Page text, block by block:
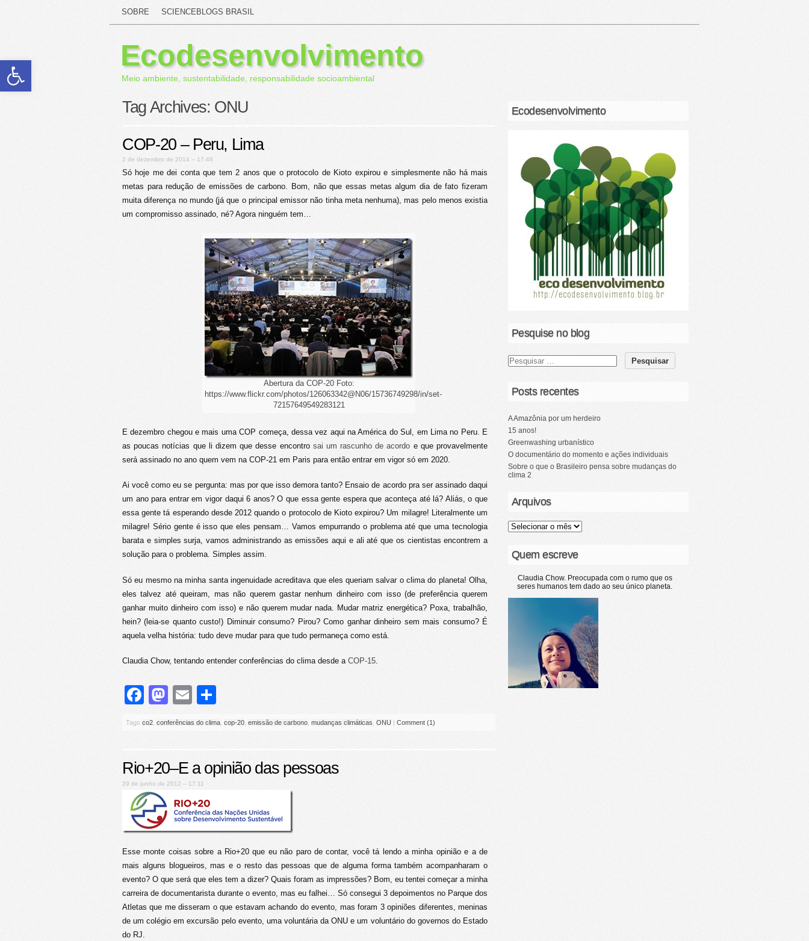
Abrir a barra de ferramentas
SOBRE SCIENCEBLOGS BRASIL
Ecodesenvolvimento
Meio ambiente, sustentabilidade, responsabilidade socioambiental
Tag Archives: ONU
COP-20 – Peru, Lima
2 de dezembro de 2014 – 17:46
Só hoje me dei conta que tem 2 anos que o protocolo de Kioto expirou e simplesmente não há mais
metas para redução de emissões de carbono. Bom, não que essas metas algum dia de fato fizeram
muita diferença no mundo (já que o principal emissor não tinha meta nenhuma), mas pelo menos existia
um compromisso assinado, né? Agora ninguém tem…
Abertura da COP-20 Foto:
https://www.flickr.com/photos/126063342@N06/15736749298/in/set-
72157649549283121
E dezembro chegou e mais uma COP começa, dessa vez aqui na América do Sul, em Lima no Peru. E
as poucas notícias que li dizem que desse encontro sai um rascunho de acordo e que provavelmente
será assinado no ano quem vem na COP-21 em Paris para então entrar em vigor só em 2020.
Ai você como eu se pergunta: mas por que isso demora tanto? Ensaio de acordo pra ser assinado daqui
um ano para entrar em vigor daqui 6 anos? O que essa gente espera que aconteça até lá? Aliás, o que
essa gente tá esperando desde 2012 quando o protocolo de Kioto expirou? Um milagre! Literalmente um
milagre! Sério gente é isso que eles pensam… Vamos empurrando o problema até que uma tecnologia
barata e simples surja, vamos administrando as emissões aqui e ali até que os cientistas encontrem a
solução para o problema. Simples assim.
Só eu mesmo na minha santa ingenuidade acreditava que eles queriam salvar o clima do planeta! Olha,
eles talvez até queiram, mas não querem gastar nenhum dinheiro com isso (de preferência querem
ganhar muito dinheiro com isso) e não querem mudar nada. Mudar matriz energética? Poxa, trabalhão,
hein? (leia-se quanto custo!) Diminuir consumo? Pirou? Como ganhar dinheiro sem mais consumo? É
aquela velha história: tudo deve mudar para que tudo permaneça como está.
Claudia Chow, tentando entender conferências do clima desde a COP-15.
Facebook
Mastodon
Email
Tags co2 conferências do clima cop-20 emissão de carbono mudanças climáticas ONU | Comment (1)
Rio+20–E a opinião das pessoas
29 de junho de 2012 – 17:11
Esse monte coisas sobre a Rio+20 que eu não paro de contar, você tá lendo a minha opinião e a de
mais alguns blogueiros, mas e o resto das pessoas que de alguma forma também acompanharam o
evento? O que será que eles tem a dizer? Quais foram as impressões? Bom, eu tentei começar a minha
carreira de documentarista durante o evento, mas eu falhei… Só consegui 3 depoimentos no Parque dos
Atletas que me disseram o que estavam achando do evento, mas foram 3 opiniões diferentes, meninas
de um colégio em excursão pelo evento, uma voluntária da ONU e um voluntário do governos do Estado
do RJ.
Ecodesenvolvimento
Pesquise no blog
Posts recentes
A Amazônia por um herdeiro
15 anos!
Greenwashing urbanístico
O documentário do momento e ações individuais
Sobre o que o Brasileiro pensa sobre mudanças do
clima 2
Arquivos
Quem escreve
Claudia Chow. Preocupada com o rumo que os
seres humanos tem dado ao seu único planeta.